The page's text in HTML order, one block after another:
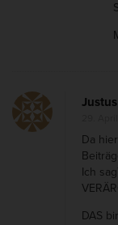
Da
Ich
DAS